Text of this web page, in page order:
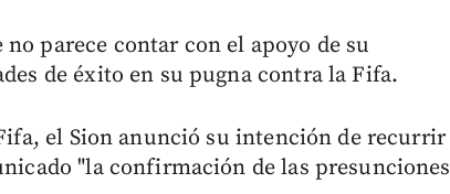
parece contar con el apoyo de su
de éxito en su pugna contra la Fifa.
el Sion anunció su intención de recurrir
"la confirmación de las presunciones